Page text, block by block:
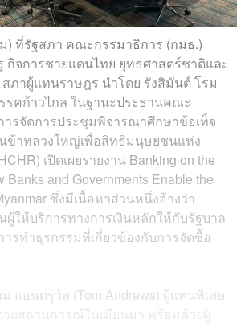
) ที่รัฐสภา คณะกรรมาธิการ (กมธ.)
กิจการชายแดนไทย ยุทธศาสตร์ชาติและ
ภาผู้แทนราษฎร นำโดย รังสิมันต์ โรม
คก้าวไกล ในฐานะประธานคณะ
ารจัดการประชุมพิจารณาศึกษาข้อเท็จ
ข้าหลวงใหญ่เพื่อสิทธิมนุษยชนแห่ง
เปิดเผยรายงาน Banking on the
Banks and Governments Enable the
ซึ่งมีเนื้อหาส่วนหนึ่งอ้างว่า
ผู้ให้บริการทางการเงินหลักให้กับรัฐบาล
รทำธุรกรรมที่เกี่ยวข้องกับการจัดซื้อ
แอนดรูว์ส (Tom Andrews) ผู้แทนพิเศษ
วยสถานการณ์ในเมียนมา พร้อมด้วยผู้